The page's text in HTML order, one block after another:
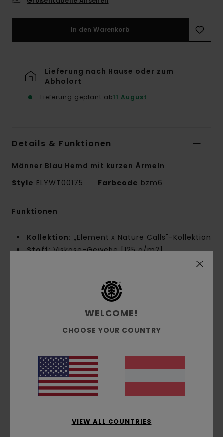
In den Warenkorb
Lieferung nach Hause oder zum
Abholort
Lieferung geplant ab11 August
Details & Funktionen
Männer Blau Hemd mit kurzen Ärmeln
Style ELYWT00175 Farbcode bzm6
Funktionen
Kollektion: „Element x Nature Calls"-Kollektion
Stoff:Viskose-Gewebe [125 g/m2]
Zertifizierte ECOVERO
Relaxed Fit
Kragen/Ausschnitt:Hemdkragen
kurzärmlig
Gewebtes Flaggenlabel in der Seitennaht
Weitere Merkmale:
Knopf
Gerader Saum
WELCOME!
CHOOSE YOUR COUNTRY
VIEW ALL COUNTRIES